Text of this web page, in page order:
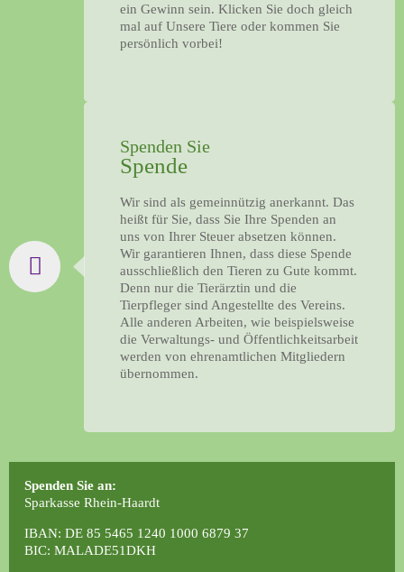
ein Gewinn sein. Klicken Sie doch gleich
mal auf Unsere Tiere oder kommen Sie
persönlich vorbei!
Spenden Sie
Spende
Wir sind als gemeinnützig anerkannt. Das
heißt für Sie, dass Sie Ihre Spenden an
uns von Ihrer Steuer absetzen können.
Wir garantieren Ihnen, dass diese Spende
ausschließlich den Tieren zu Gute kommt.
Denn nur die Tierärztin und die
Tierpfleger sind Angestellte des Vereins.
Alle anderen Arbeiten, wie beispielsweise
die Verwaltungs- und Öffentlichkeitsarbeit
werden von ehrenamtlichen Mitgliedern
übernommen.
Spenden Sie an:
Sparkasse Rhein-Haardt
IBAN: DE 85 5465 1240 1000 6879 37
BIC: MALADE51DKH